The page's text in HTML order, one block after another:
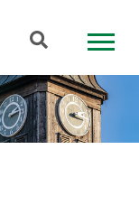
Suchbegriff